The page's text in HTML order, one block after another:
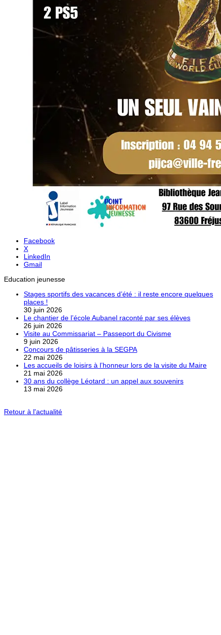
Facebook
X
LinkedIn
Gmail
Education jeunesse
Stages sportifs des vacances d’été : il reste encore quelques
places !
30 juin 2026
Le chantier de l’école Aubanel raconté par ses élèves
26 juin 2026
Visite au Commissariat – Passeport du Civisme
9 juin 2026
Concours de pâtisseries à la SEGPA
22 mai 2026
Les accueils de loisirs à l’honneur lors de la visite du Maire
21 mai 2026
30 ans du collège Léotard : un appel aux souvenirs
13 mai 2026
Retour à l'actualité